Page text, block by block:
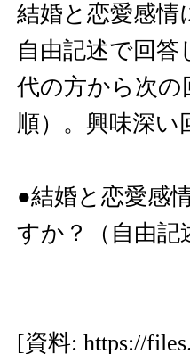
結婚と恋愛感
自由記述で回
代の方から次
順）。興味深い
●結婚と恋愛感
すか？（自由記
[資料: https://